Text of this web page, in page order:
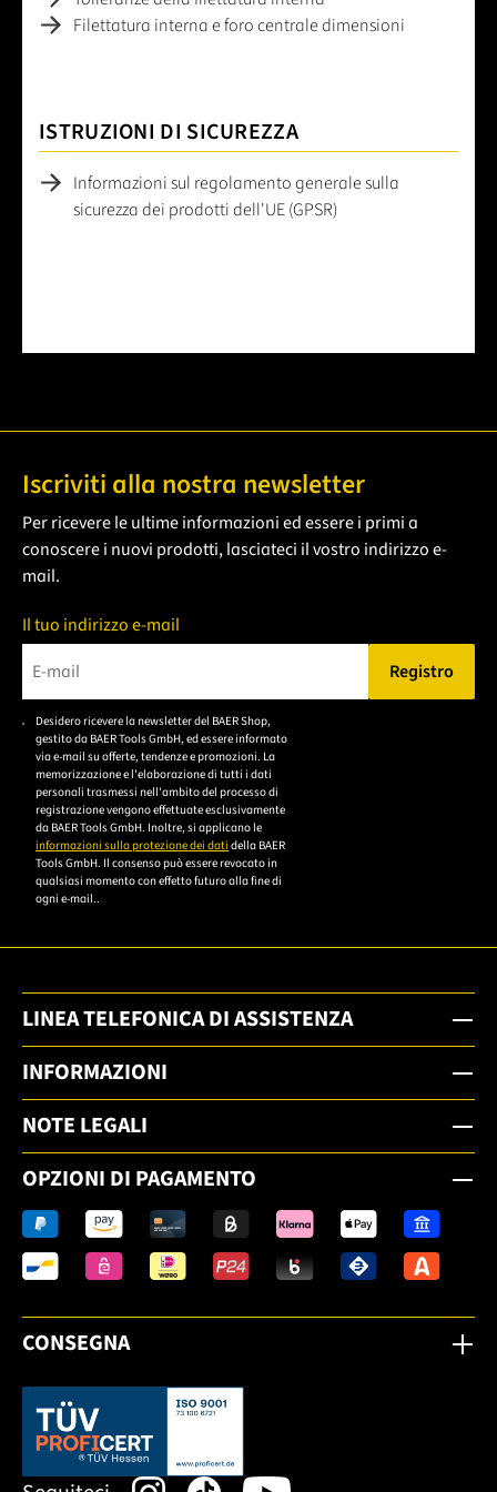
Filettatura interna e foro centrale dimensioni
ISTRUZIONI DI SICUREZZA
Informazioni sul regolamento generale sulla
sicurezza dei prodotti dell'UE (GPSR)
Iscriviti alla nostra newsletter
Per ricevere le ultime informazioni ed essere i primi a
conoscere i nuovi prodotti, lasciateci il vostro indirizzo e-
mail.
Il tuo indirizzo e-mail
Bitte geben Sie eine gültige E-Mail-Adresse ein.
Registro
Desidero ricevere la newsletter del BAER Shop,
gestito da BAER Tools GmbH, ed essere informato
via e-mail su offerte, tendenze e promozioni. La
memorizzazione e l'elaborazione di tutti i dati
personali trasmessi nell'ambito del processo di
registrazione vengono effettuate esclusivamente
da BAER Tools GmbH. Inoltre, si applicano le
informazioni sulla protezione dei dati della BAER
Tools GmbH. Il consenso può essere revocato in
qualsiasi momento con effetto futuro alla fine di
ogni e-mail..
LINEA TELEFONICA DI ASSISTENZA
INFORMAZIONI
NOTE LEGALI
OPZIONI DI PAGAMENTO
CONSEGNA
Dieser Link öffnet sich in einem neuen Tab.